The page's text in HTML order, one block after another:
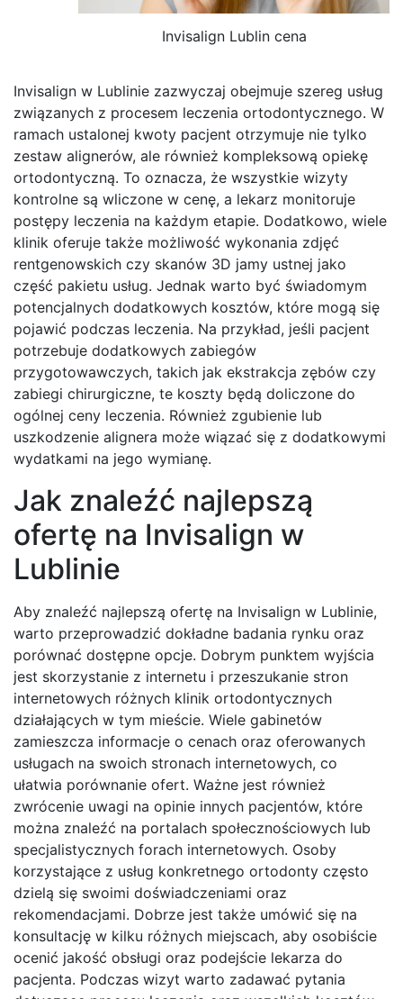
Invisalign Lublin cena
Invisalign w Lublinie zazwyczaj obejmuje szereg usług
związanych z procesem leczenia ortodontycznego. W
ramach ustalonej kwoty pacjent otrzymuje nie tylko
zestaw alignerów, ale również kompleksową opiekę
ortodontyczną. To oznacza, że wszystkie wizyty
kontrolne są wliczone w cenę, a lekarz monitoruje
postępy leczenia na każdym etapie. Dodatkowo, wiele
klinik oferuje także możliwość wykonania zdjęć
rentgenowskich czy skanów 3D jamy ustnej jako
część pakietu usług. Jednak warto być świadomym
potencjalnych dodatkowych kosztów, które mogą się
pojawić podczas leczenia. Na przykład, jeśli pacjent
potrzebuje dodatkowych zabiegów
przygotowawczych, takich jak ekstrakcja zębów czy
zabiegi chirurgiczne, te koszty będą doliczone do
ogólnej ceny leczenia. Również zgubienie lub
uszkodzenie alignera może wiązać się z dodatkowymi
wydatkami na jego wymianę.
Jak znaleźć najlepszą
ofertę na Invisalign w
Lublinie
Aby znaleźć najlepszą ofertę na Invisalign w Lublinie,
warto przeprowadzić dokładne badania rynku oraz
porównać dostępne opcje. Dobrym punktem wyjścia
jest skorzystanie z internetu i przeszukanie stron
internetowych różnych klinik ortodontycznych
działających w tym mieście. Wiele gabinetów
zamieszcza informacje o cenach oraz oferowanych
usługach na swoich stronach internetowych, co
ułatwia porównanie ofert. Ważne jest również
zwrócenie uwagi na opinie innych pacjentów, które
można znaleźć na portalach społecznościowych lub
specjalistycznych forach internetowych. Osoby
korzystające z usług konkretnego ortodonty często
dzielą się swoimi doświadczeniami oraz
rekomendacjami. Dobrze jest także umówić się na
konsultację w kilku różnych miejscach, aby osobiście
ocenić jakość obsługi oraz podejście lekarza do
pacjenta. Podczas wizyt warto zadawać pytania